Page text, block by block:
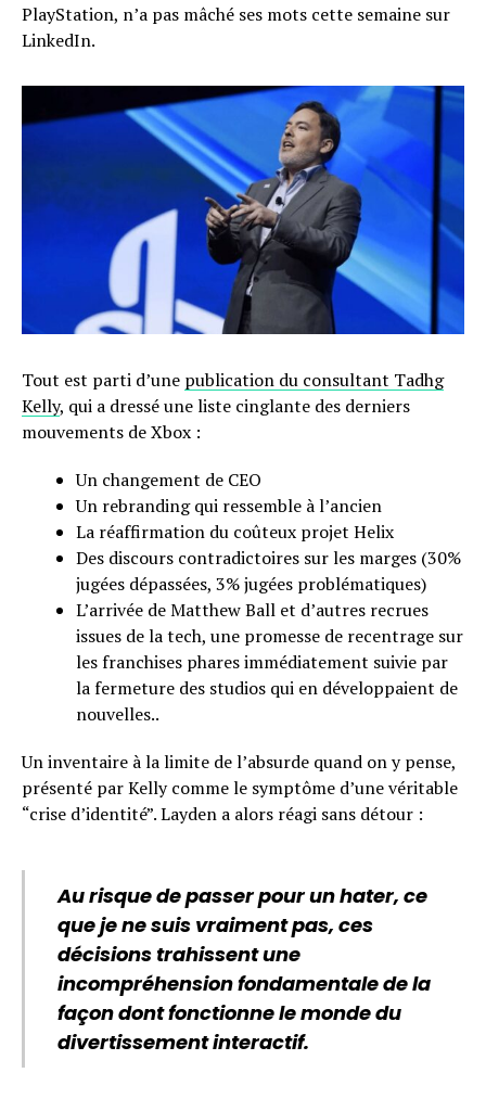
PlayStation, n’a pas mâché ses mots cette semaine sur
LinkedIn.
Tout est parti d’une publication du consultant Tadhg
Kelly, qui a dressé une liste cinglante des derniers
mouvements de Xbox :
Un changement de CEO
Un rebranding qui ressemble à l’ancien
La réaffirmation du coûteux projet Helix
Des discours contradictoires sur les marges (30%
jugées dépassées, 3% jugées problématiques)
L’arrivée de Matthew Ball et d’autres recrues
issues de la tech, une promesse de recentrage sur
les franchises phares immédiatement suivie par
la fermeture des studios qui en développaient de
nouvelles..
Un inventaire à la limite de l’absurde quand on y pense,
présenté par Kelly comme le symptôme d’une véritable
“crise d’identité”. Layden a alors réagi sans détour :
Au risque de passer pour un hater, ce
que je ne suis vraiment pas, ces
décisions trahissent une
incompréhension fondamentale de la
façon dont fonctionne le monde du
divertissement interactif.